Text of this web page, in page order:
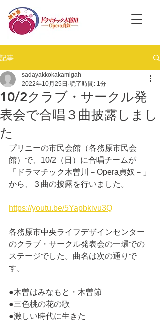
記事
10/2クラブ・サークル発
表会で合唱３曲披露しまし
た
sadayakkokakamigah
2022年10月25日 読了時間: 1分
プリニーの市民会館（各務原市民会
館）で、10/2（日）に合唱チームが
「ドラマチック木曽川－Opera貞奴－」
から、３曲の披露を行いました。
https://youtu.be/5Yapbkivu3Q
各務原市中央ライフデザインセンター
のクラブ・サークル発表会の一環での
ステージでした。曲名は次の通りで
す。
●木曽はみなもと・木曽節
●三色桃の花の歌
●激しい時代に生きた